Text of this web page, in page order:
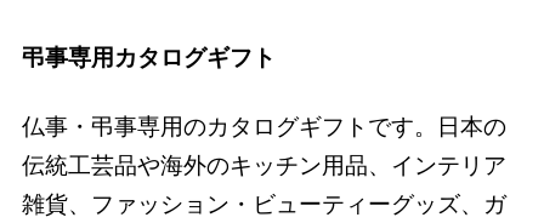
弔事専用カタログギフト
仏事・弔事専用のカタログギフトです。日本の
伝統工芸品や海外のキッチン用品、インテリア
雑貨、ファッション・ビューティーグッズ、ガ